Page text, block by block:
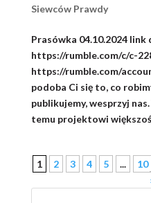
Siewców Prawdy
Prasówka 04.10.2024 link
https://rumble.com/c/c-
https://rumble.com/
podoba Ci się to, co
publikujemy, wesprzyj
temu projektowi
1 2 3 4 5 ... 10